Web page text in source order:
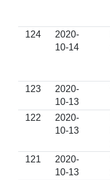
124
2020-
10-14
123
2020-
10-13
122
2020-
10-13
121
2020-
10-13